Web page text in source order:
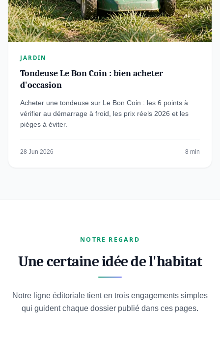
JARDIN
Tondeuse Le Bon Coin : bien acheter
d'occasion
Acheter une tondeuse sur Le Bon Coin : les 6 points à
vérifier au démarrage à froid, les prix réels 2026 et les
pièges à éviter.
28 Jun 2026 8 min
NOTRE REGARD
Une certaine idée de l'habitat
Notre ligne éditoriale tient en trois engagements simples
qui guident chaque dossier publié dans ces pages.